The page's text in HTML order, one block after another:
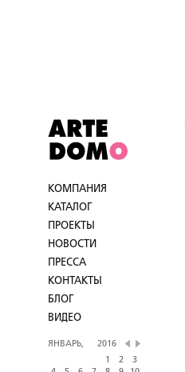
КОМПАНИЯ
КАТАЛОГ
ПРОЕКТЫ
НОВОСТИ
ПРЕССА
КОНТАКТЫ
БЛОГ
ВИДЕО
ЯНВАРЬ,
2016
1
2
3